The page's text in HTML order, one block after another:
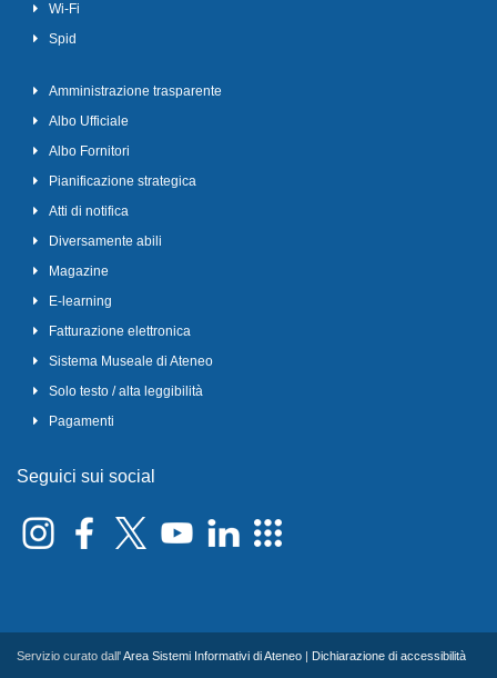
Wi-Fi
Spid
Amministrazione trasparente
Albo Ufficiale
Albo Fornitori
Pianificazione strategica
Atti di notifica
Diversamente abili
Magazine
E-learning
Fatturazione elettronica
Sistema Museale di Ateneo
Solo testo / alta leggibilità
Pagamenti
Seguici sui social
Servizio curato dall'Area Sistemi Informativi di Ateneo Dichiarazione di accessibilità